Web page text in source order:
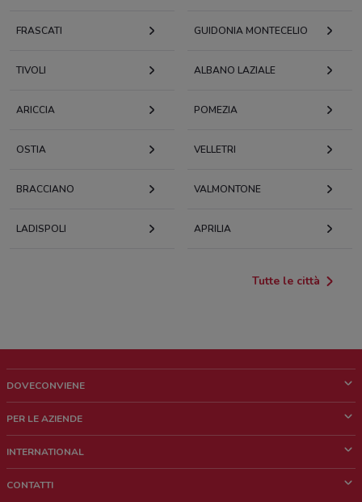
FRASCATI GUIDONIA MONTECELIO
TIVOLI ALBANO LAZIALE
ARICCIA POMEZIA
OSTIA VELLETRI
BRACCIANO VALMONTONE
LADISPOLI APRILIA
Tutte le città
DOVECONVIENE
Chi siamo
Lavora con noi
PER LE AZIENDE
Richieste commerciali e marketing
INTERNATIONAL
CONTATTI